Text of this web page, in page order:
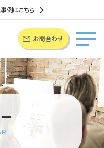
例はこちら
お問合わせ